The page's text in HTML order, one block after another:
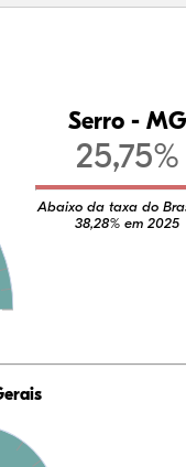
Serro - MG
25,75%
Abaixo da taxa do
38,28% em 2025